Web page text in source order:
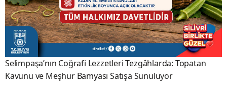
Selimpaşa’nın Coğrafi Lezzetleri Tezgâhlarda: Topatan
Kavunu ve Meşhur Bamyası Satışa Sunuluyor